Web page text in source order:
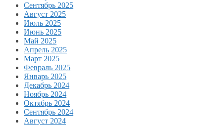
Сентябрь 2025
Август 2025
Июль 2025
Июнь 2025
Май 2025
Апрель 2025
Март 2025
Февраль 2025
Январь 2025
Декабрь 2024
Ноябрь 2024
Октябрь 2024
Сентябрь 2024
Август 2024